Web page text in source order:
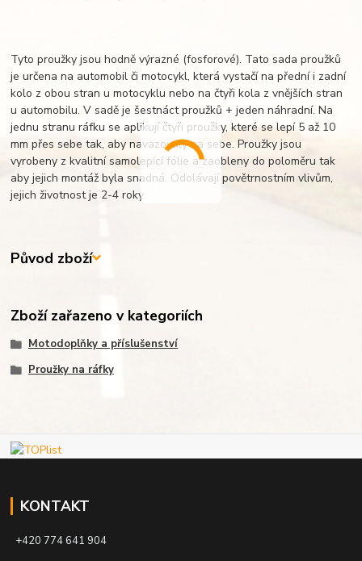
Tyto proužky jsou hodně výrazné (fosforové). Tato sada proužků
je určena na automobil či motocykl, která vystačí na přední i zadní
kolo z obou stran u motocyklu nebo na čtyři kola z vnějších stran
u automobilu. V sadě je šestnáct proužků + jeden náhradní. Na
jednu stranu ráfku se aplikují čtyři proužky, které se lepí 5 až 10
mm přes sebe tak, aby navazovaly na sebe. Proužky jsou
vyrobeny z kvalitní samolepící fólie a zaobleny do poloměru tak
aby jejich montáž byla snadná. Odolávají povětrnostním vlivům,
jejich životnost je 2-4 roky.
Původ zboží
Zboží zařazeno v kategoriích
Motodoplňky a příslušenství
Proužky na ráfky
KONTAKT
+420 774 641 904